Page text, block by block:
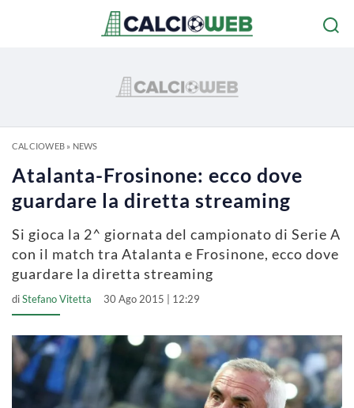
CALCIOWEB» NEWS
Atalanta-Frosinone: ecco dove
guardare la diretta streaming
Si gioca la 2^ giornata del campionato di Serie A
con il match tra Atalanta e Frosinone, ecco dove
guardare la diretta streaming
diStefano Vitetta 30 Ago 2015 | 12:29